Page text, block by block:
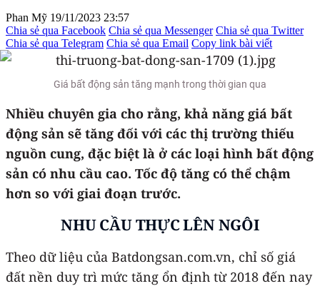
Phan Mỹ 19/11/2023 23:57
Chia sẻ qua Facebook Chia sẻ qua Messenger Chia sẻ qua Twitter
Chia sẻ qua Telegram Chia sẻ qua Email Copy link bài viết
Giá bất động sản tăng mạnh trong thời gian qua
Nhiều chuyên gia cho rằng, khả năng giá bất
động sản sẽ tăng đối với các thị trường thiếu
nguồn cung, đặc biệt là ở các loại hình bất động
sản có nhu cầu cao. Tốc độ tăng có thể chậm
hơn so với giai đoạn trước.
NHU CẦU THỰC LÊN NGÔI
Theo dữ liệu của Batdongsan.com.vn, chỉ số giá
đất nền duy trì mức tăng ổn định từ 2018 đến nay